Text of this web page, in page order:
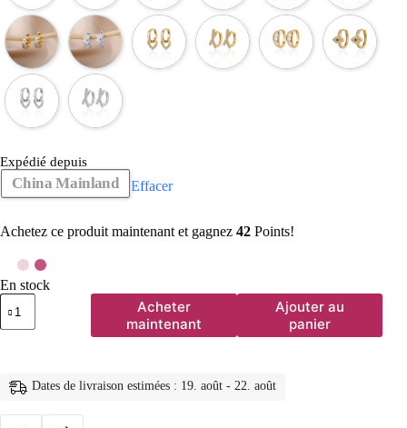
Expédié depuis
China Mainland Effacer
Achetez ce produit maintenant et gagnez 42 Points!
En stock
quantité
de
Boucles
pour
femmes,
Acheter
maintenant
Ajouter au
panier
Dates de livraison estimées : 19. août - 22. août